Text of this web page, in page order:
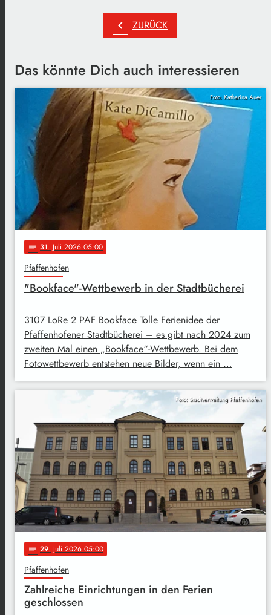
chevron_left ZURÜCK
Das könnte Dich auch interessieren
Foto: Katharina Auer
notes 31. Juli 2026 05:00
Pfaffenhofen
"Bookface"-Wettbewerb in der Stadtbücherei
3107 LoRe 2 PAF Bookface Tolle Ferienidee der
Pfaffenhofener Stadtbücherei – es gibt nach 2024 zum
zweiten Mal einen „Bookface“-Wettbewerb. Bei dem
Fotowettbewerb entstehen neue Bilder, wenn ein …
Foto: Stadtverwaltung Pfaffenhofen
notes 29. Juli 2026 05:00
Pfaffenhofen
Zahlreiche Einrichtungen in den Ferien
geschlossen